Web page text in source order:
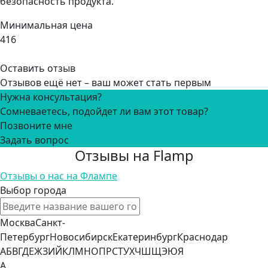
Минимальная цена
416
Оставить отзыв
Отзывов ещё нет – ваш может стать первым
Нужна консультация?
Сомневаетесь, подойдет ли вам этот товар?
Позвоните мне
Задать вопрос
Отзывы на Flamp
Отзывы о нас на Флампе
Выбор города
МоскваСанкт-
ПетербургНовосибирскЕкатеринбургКраснодар
АБВГДЕЖЗИЙКЛМНОПРСТУХЧШЩЭЮЯ